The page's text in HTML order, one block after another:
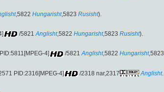
,5822 Hungarisht,5823 Rusisht).
/5821 Anglisht,5822 Hungarisht,5823 Rusisht).
4] /5821 Anglisht,5822 Hungarisht,5823
PID:2316[MPEG-4] /2318 nar,2317 Anglisht.